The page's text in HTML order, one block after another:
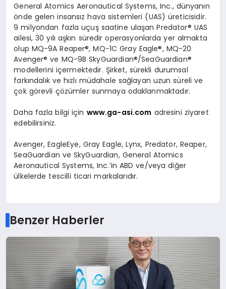
General Atomics Aeronautical Systems, Inc., dünyanın
önde gelen insansız hava sistemleri (UAS) üreticisidir.
9 milyondan fazla uçuş saatine ulaşan Predator® UAS
ailesi, 30 yılı aşkın süredir operasyonlarda yer almakta
olup MQ-9A Reaper®, MQ-1C Gray Eagle®, MQ-20
Avenger® ve MQ-9B SkyGuardian®/SeaGuardian®
modellerini içermektedir. Şirket, sürekli durumsal
farkındalık ve hızlı müdahale sağlayan uzun süreli ve
çok görevli çözümler sunmaya odaklanmaktadır.
Daha fazla bilgi için www.ga-asi.com adresini ziyaret
edebilirsiniz.
Avenger, EagleEye, Gray Eagle, Lynx, Predator, Reaper,
SeaGuardian ve SkyGuardian, General Atomics
Aeronautical Systems, Inc.’in ABD ve/veya diğer
ülkelerde tescilli ticari markalarıdır.
Benzer Haberler